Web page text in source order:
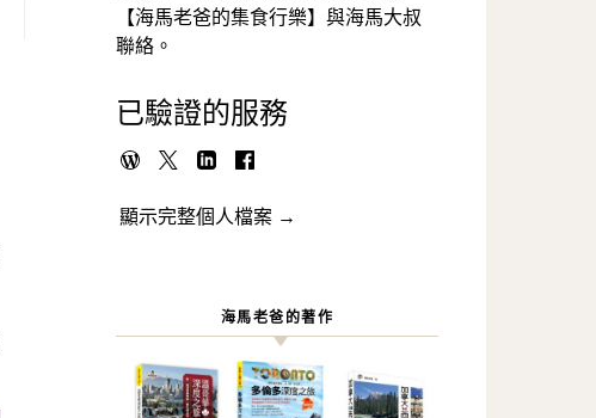
【海馬老爸的集食行樂】與海馬大叔
聯絡。
已驗證的服務
顯示完整個人檔案 →
海馬老爸的著作